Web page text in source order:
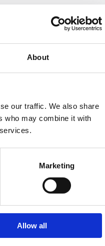
About
our traffic. We also share
who may combine it with
Marketing
Allow all